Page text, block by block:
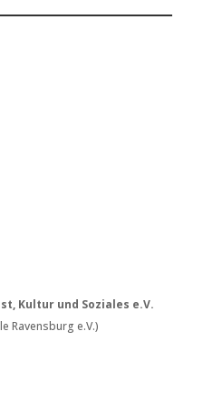
Kultur und Soziales e.V.
Ravensburg e.V.)